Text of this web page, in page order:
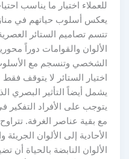
للعملاء اختيار ما يناسب
يعكس أسلوب حياتهم في
تتسم تصاميم الستائر العصرية
الألوان والقوامات دوراً
الشخصي وتنسجم مع الأسلوب
اختيار الستائر لا يتوقف فقط
يشمل أيضاً التأثير البصري
يتوجب على الأفراد التفكير في
مع بقية عناصر الغرفة. تتراوح
الأحادية إلى الألوان الجريئة
الألوان النابضة بالحياة أن